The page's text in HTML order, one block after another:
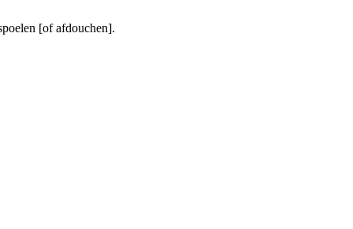
[of afdouchen].